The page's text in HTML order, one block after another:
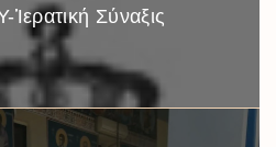
Σύναξις